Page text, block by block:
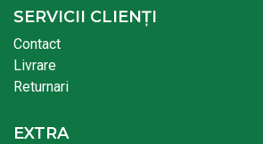
SERVICII CLIENȚI
Contact
Livrare
Returnari
EXTRA